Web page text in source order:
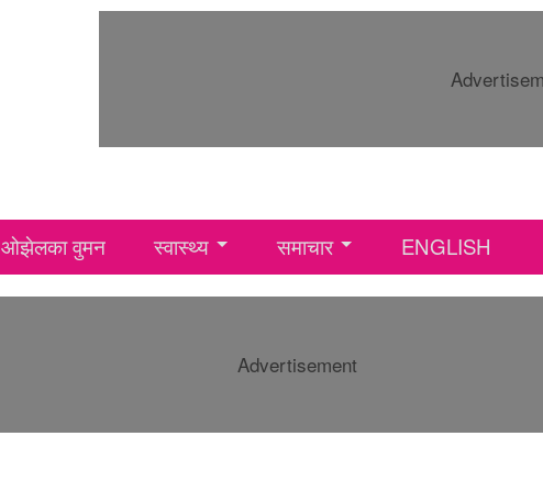
ओझेलका वुमन स्वास्थ्य समाचार ENGLISH
Advertisement